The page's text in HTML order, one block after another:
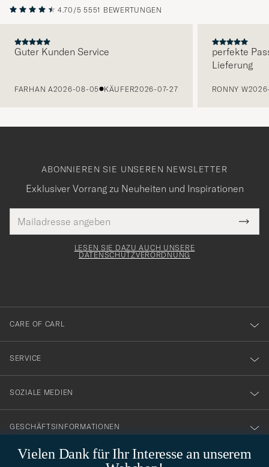
4.70/5 5551 BEWERTUNGEN
Guter Kunden Service
FARHAN A2026-08-05 KÄUFER2026-07-27
perfekte
Lieferung
RONNY W
Vielen Dank für Ihr Interesse an unserem
ABONNIEREN SIE UNSEREN NEWSLETTER
Exklusiver Vorrang zu Neuheiten und Inspirationen
Mail
Adresse
Tack
för
dig
till
vårt
nyhetsbrev!
LESEN SIE DAZU AUCH UNSERE
DATENSCHUTZVERORDNUNG
CARE OF CARL
SERVICE
SOZIALE MEDIEN
GESCHÄFTSINFORMATIONEN